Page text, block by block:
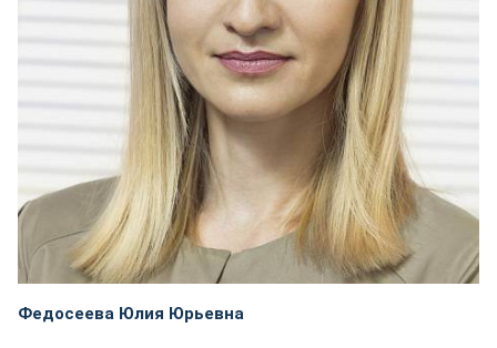
Федосеева Юлия Юрьевна